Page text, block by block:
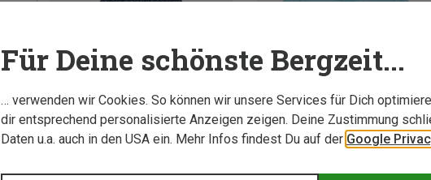
Für Deine schönste Bergzeit...
… verwenden wir Cookies. So können wir unsere Services für Dich
dir entsprechend personalisierte Anzeigen zeigen. Deine Zustimmung
Daten u.a. auch in den USA ein. Mehr Infos findest Du auf der Google